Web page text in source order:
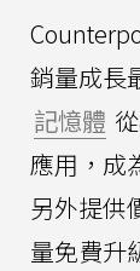
銷量成長
記憶體
應用，成
另外提供
量免費升